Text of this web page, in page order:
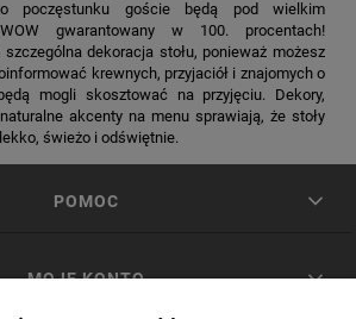
poczęstunku goście będą pod wielkim
gwarantowany w 100. procentach!
dekoracja stołu, ponieważ możesz
krewnych, przyjaciół i znajomych o
mogli skosztować na przyjęciu. Dekory,
akcenty na menu sprawiają, że stoły
świeżo i odświętnie.
POMOC
MOJE KONTO